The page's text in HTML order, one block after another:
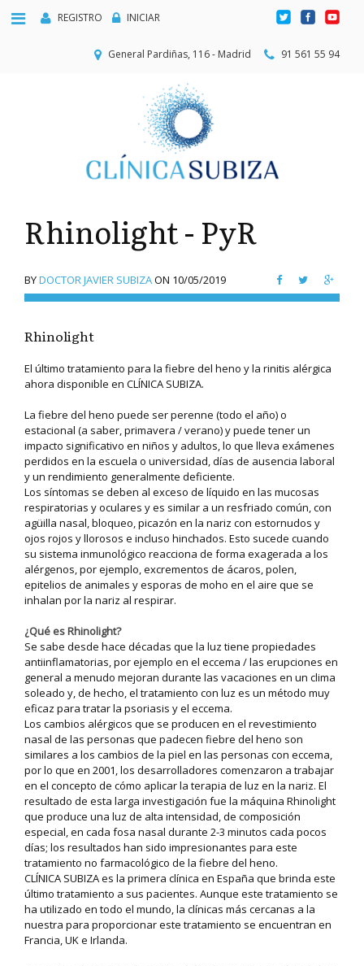
REGISTRO INICIAR
General Pardiñas, 116 - Madrid 91 561 55 94
Rhinolight - PyR
BYDOCTOR JAVIER SUBIZAON 10/05/2019
Rhinolight
El último tratamiento para la fiebre del heno y la rinitis alérgica
ahora disponible en CLÍNICA SUBIZA.
La fiebre del heno puede ser perenne (todo el año) o
estacional (a saber, primavera / verano) y puede tener un
impacto significativo en niños y adultos, lo que lleva exámenes
perdidos en la escuela o universidad, días de ausencia laboral
y un rendimiento generalmente deficiente.
Los síntomas se deben al exceso de líquido en las mucosas
respiratorias y oculares y es similar a un resfriado común, con
agüilla nasal, bloqueo, picazón en la nariz con estornudos y
ojos rojos y llorosos e incluso hinchados. Esto sucede cuando
su sistema inmunológico reacciona de forma exagerada a los
alérgenos, por ejemplo, excrementos de ácaros, polen,
epitelios de animales y esporas de moho en el aire que se
inhalan por la nariz al respirar.
¿Qué es Rhinolight?
Se sabe desde hace décadas que la luz tiene propiedades
antiinflamatorias, por ejemplo en el eccema / las erupciones en
general a menudo mejoran durante las vacaciones en un clima
soleado y, de hecho, el tratamiento con luz es un método muy
eficaz para tratar la psoriasis y el eccema.
Los cambios alérgicos que se producen en el revestimiento
nasal de las personas que padecen fiebre del heno son
similares a los cambios de la piel en las personas con eccema,
por lo que en 2001, los desarrolladores comenzaron a trabajar
en el concepto de cómo aplicar la terapia de luz en la nariz. El
resultado de esta larga investigación fue la máquina Rhinolight
que produce una luz de alta intensidad, de composición
especial, en cada fosa nasal durante 2-3 minutos cada pocos
días; los resultados han sido impresionantes para este
tratamiento no farmacológico de la fiebre del heno.
CLÍNICA SUBIZA es la primera clínica en España que brinda este
último tratamiento a sus pacientes. Aunque este tratamiento se
ha utilizado en todo el mundo, la clínicas más cercanas a la
nuestra para proporcionar este tratamiento se encuentran en
Francia, UK e Irlanda.